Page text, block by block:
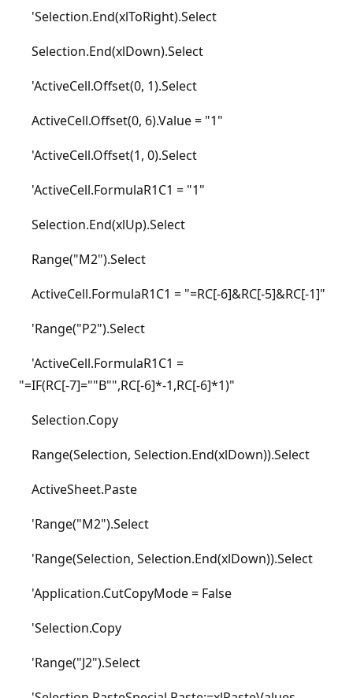
'Selection.End(xlToRight).Select
Selection.End(xlDown).Select
'ActiveCell.Offset(0, 1).Select
ActiveCell.Offset(0, 6).Value = "1"
'ActiveCell.Offset(1, 0).Select
'ActiveCell.FormulaR1C1 = "1"
Selection.End(xlUp).Select
Range("M2").Select
ActiveCell.FormulaR1C1 = "=RC[-6]&RC[-5]&RC[-1]"
'Range("P2").Select
'ActiveCell.FormulaR1C1 =
"=IF(RC[-7]=""B"",RC[-6]*-1,RC[-6]*1)"
Selection.Copy
Range(Selection, Selection.End(xlDown)).Select
ActiveSheet.Paste
'Range("M2").Select
'Range(Selection, Selection.End(xlDown)).Select
'Application.CutCopyMode = False
'Selection.Copy
'Range("J2").Select